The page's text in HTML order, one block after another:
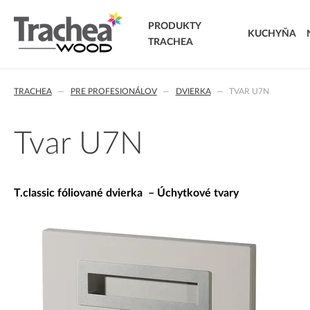
PRODUKTY
TRACHEA
KUCHYŇA
T.lacq striekané dvierka
T.masiv masívne dvierka
T.effect+ laminované kompozitné dvierka
TRACHEA PRE PROFESIONÁLOV DVIERKA TVAR U7N
Tvar U7N
T.classic fóliované dvierka – Úchytkové tvary